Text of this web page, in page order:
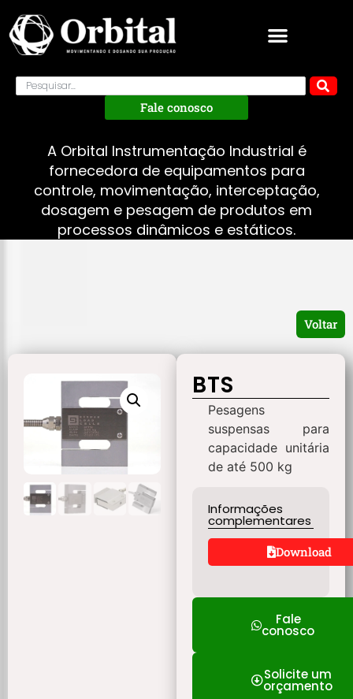
Fale conosco
A Orbital Instrumentação Industrial é
fornecedora de equipamentos para
controle, movimentação, interceptação,
dosagem e pesagem de produtos em
processos dinâmicos e estáticos.
Voltar
BTS
Pesagens
suspensas para
capacidade unitária
de até 500 kg
Informações
complementares
Download
Fale
conosco
Solicite um
orçamento